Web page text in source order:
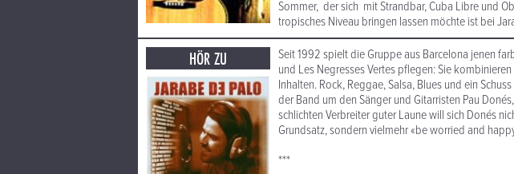
Sommer, der sich mit Strandbar, Cuba Libre und
tropisches Niveau bringen lassen möchte ist bei
HÖR ZU
Seit 1992 spielt die Gruppe aus Barcelona jenen
und Les Negresses Vertes pflegen: Sie
Inhalten. Rock, Reggae, Salsa, Blues und ein
der Band um den Sänger und Gitarristen Pau
schlichten Verbreiter guter Laune will sich Donés
Grundsatz, sondern vielmehr «be worried and
***